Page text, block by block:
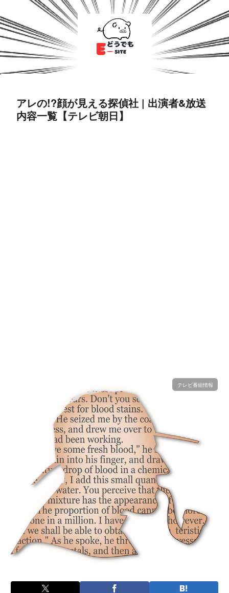
アレの!?顔が見える探偵社 | 出演者&放送
内容一覧【テレビ朝日】
テレビ番組情報